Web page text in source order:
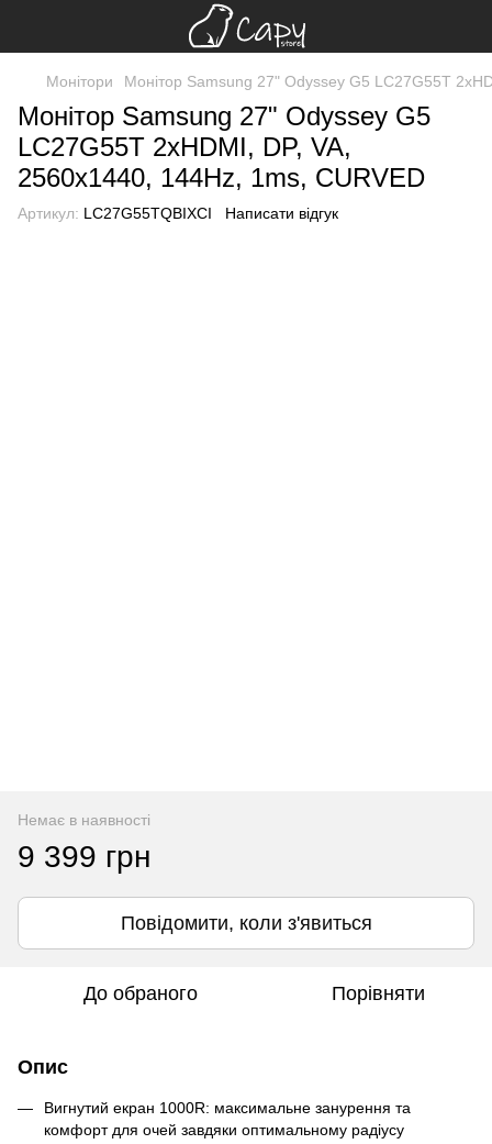
Монітори Монітор Samsung 27" Odyssey G5 LC27G55T
Монітор Samsung 27" Odyssey G5
LC27G55T 2xHDMI, DP, VA,
2560x1440, 144Hz, 1ms, CURVED
Артикул: LC27G55TQBIXCI Написати відгук
Немає в наявності
9 399 грн
Повідомити, коли з'явиться
До обраного Порівняти
Опис
Вигнутий екран 1000R: максимальне занурення та
комфорт для очей завдяки оптимальному радіусу